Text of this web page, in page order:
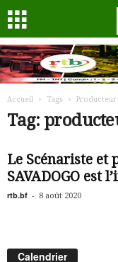
Accueil Tags Producteur
Tag:
Le Scénariste et
SAVADOGO est
rtb.bf - 8 août 2020
Calendrier